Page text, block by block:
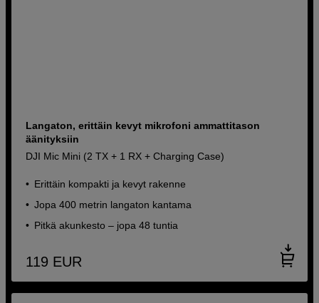
Langaton, erittäin kevyt mikrofoni ammattitason
äänityksiin
DJI Mic Mini (2 TX + 1 RX + Charging Case)
Erittäin kompakti ja kevyt rakenne
Jopa 400 metrin langaton kantama
Pitkä akunkesto – jopa 48 tuntia
119 EUR